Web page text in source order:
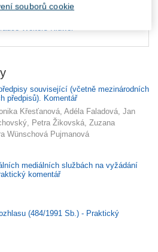
Wolters Kluwer
související (včetně mezinárodních
předpisů). Komentář
Křesťanová, Adéla Faladová, Jan
Petra Žikovská, Zuzana
Wünschová Pujmanová
mediálních službách na vyžádání
komentář
(484/1991 Sb.) - Praktický
souborů cookie